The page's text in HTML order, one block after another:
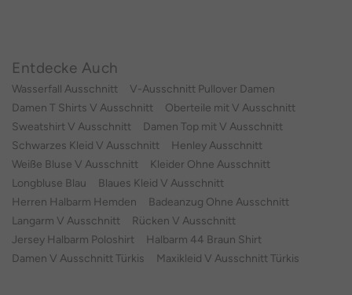
Entdecke Auch
Wasserfall Ausschnitt
V-Ausschnitt Pullover Damen
Damen T Shirts V Ausschnitt
Oberteile mit V Ausschnitt
Sweatshirt V Ausschnitt
Damen Top mit V Ausschnitt
Schwarzes Kleid V Ausschnitt
Henley Ausschnitt
Weiße Bluse V Ausschnitt
Kleider Ohne Ausschnitt
Longbluse Blau
Blaues Kleid V Ausschnitt
Herren Halbarm Hemden
Badeanzug Ohne Ausschnitt
Langarm V Ausschnitt
Rücken V Ausschnitt
Jersey Halbarm Poloshirt
Halbarm 44 Braun Shirt
Damen V Ausschnitt Türkis
Maxikleid V Ausschnitt Türkis